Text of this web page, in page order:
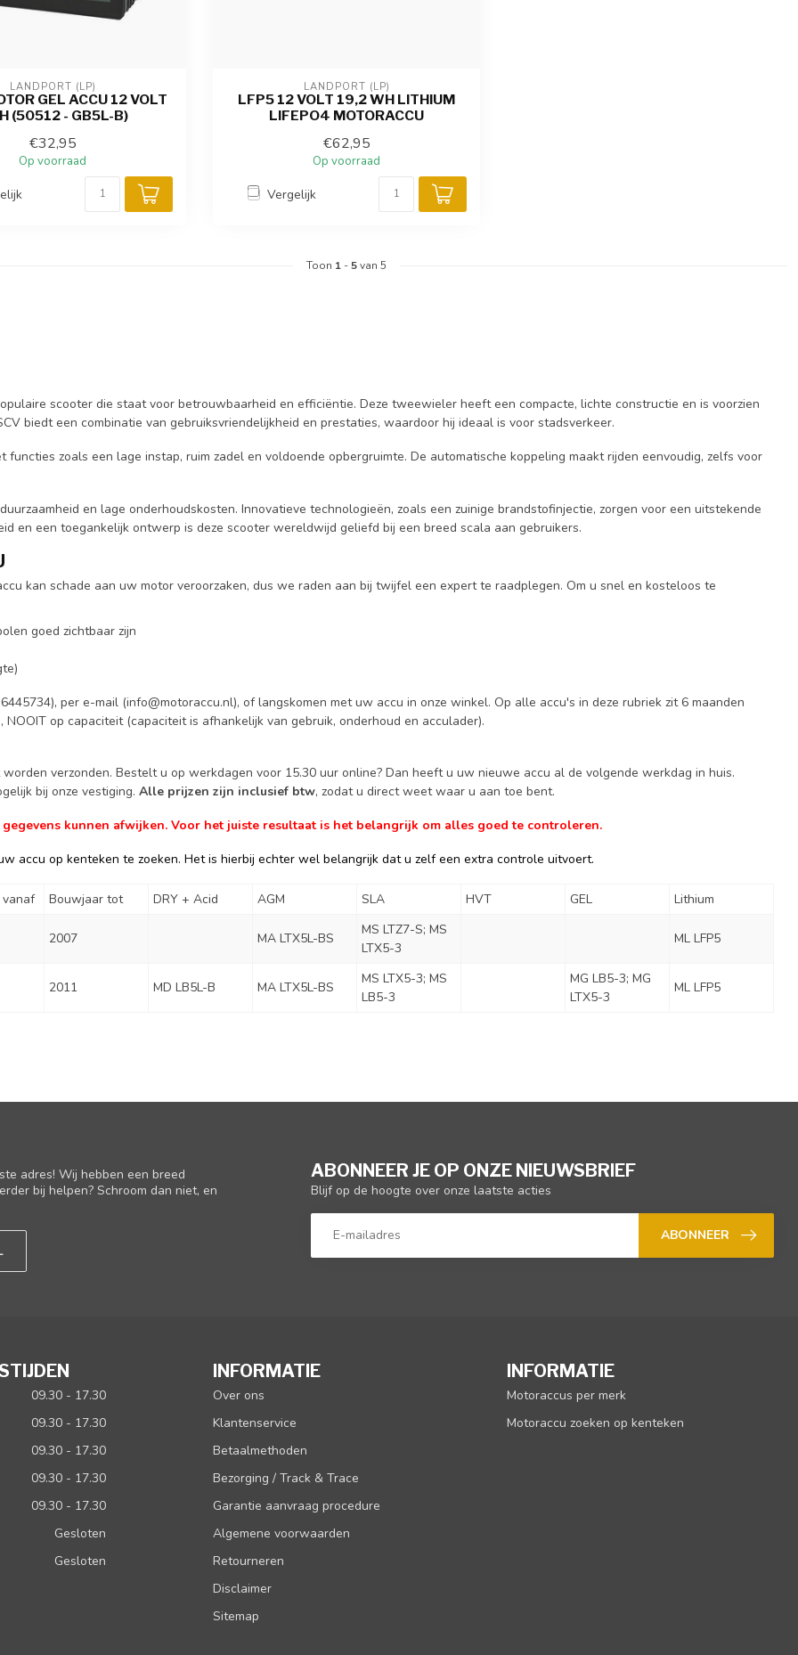
LANDPORT (LP)
GEL ACCU 12 VOLT
(50512 - GB5L-B)
€32,95
Op voorraad
LANDPORT (LP)
LFP5 12 VOLT 19,2 WH LITHIUM
LIFEPO4 MOTORACCU
€62,95
Op voorraad
Vergelijk
Toon 1 -5van 5
scooter die staat voor betrouwbaarheid en efficiëntie. Deze tweewieler heeft een compacte, lichte constructie en is voorzien
biedt een combinatie van gebruiksvriendelijkheid en prestaties, waardoor hij ideaal is voor stadsverkeer.
zoals een lage instap, ruim zadel en voldoende opbergruimte. De automatische koppeling maakt rijden eenvoudig, zelfs voor
en lage onderhoudskosten. Innovatieve technologieën, zoals een zuinige brandstofinjectie, zorgen voor een uitstekende
en een toegankelijk ontwerp is deze scooter wereldwijd geliefd bij een breed scala aan gebruikers.
kan schade aan uw motor veroorzaken, dus we raden aan bij twijfel een expert te raadplegen. Om u snel en kosteloos te
goed zichtbaar zijn
per e-mail (info@motoraccu.nl), of langskomen met uw accu in onze winkel. Op alle accu's in deze rubriek zit 6 maanden
op capaciteit (capaciteit is afhankelijk van gebruik, onderhoud en acculader).
verzonden. Bestelt u op werkdagen voor 15.30 uur online? Dan heeft u uw nieuwe accu al de volgende werkdag in huis.
bij onze vestiging. Alle prijzen zijn inclusief btw, zodat u direct weet waar u aan toe bent.
kunnen afwijken. Voor het juiste resultaat is het belangrijk om alles goed te controleren.
accu op kenteken te zoeken. Het is hierbij echter wel belangrijk dat u zelf een extra controle uitvoert.
Bouwjaar tot DRY + Acid AGM SLA HVT GEL Lithium
2007 MA LTX5L-BS
MS LTZ7-S; MS
LTX5-3
ML LFP5
2011 MD LB5L-B MA LTX5L-BS
MS LTX5-3; MS
LB5-3
MG LB5-3; MG
LTX5-3
ML LFP5
adres! Wij hebben een breed
bij helpen? Schroom dan niet, en
ABONNEER JE OP ONZE NIEUWSBRIEF
Blijf op de hoogte over onze laatste acties
ABONNEER
09.30 - 17.30
09.30 - 17.30
09.30 - 17.30
09.30 - 17.30
09.30 - 17.30
Gesloten
Gesloten
INFORMATIE
Over ons
Klantenservice
Betaalmethoden
Bezorging / Track & Trace
Garantie aanvraag procedure
Algemene voorwaarden
Retourneren
Disclaimer
Sitemap
INFORMATIE
Motoraccus per merk
Motoraccu zoeken op kenteken